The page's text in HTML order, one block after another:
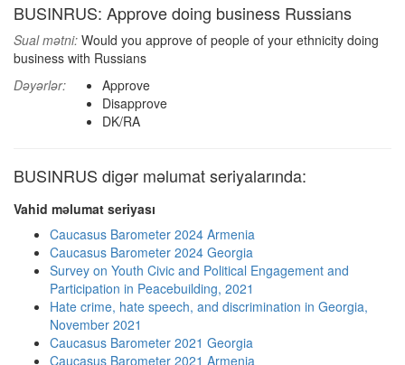
BUSINRUS: Approve doing business Russians
Sual mətni: Would you approve of people of your ethnicity doing
business with Russians
Dəyərlər:
Approve
Disapprove
DK/RA
BUSINRUS digər məlumat seriyalarında:
Vahid məlumat seriyası
Caucasus Barometer 2024 Armenia
Caucasus Barometer 2024 Georgia
Survey on Youth Civic and Political Engagement and
Participation in Peacebuilding, 2021
Hate crime, hate speech, and discrimination in Georgia,
November 2021
Caucasus Barometer 2021 Georgia
Caucasus Barometer 2021 Armenia